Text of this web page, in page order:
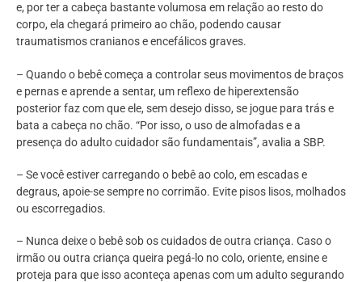
e, por ter a cabeça bastante volumosa em relação ao resto do
corpo, ela chegará primeiro ao chão, podendo causar
traumatismos cranianos e encefálicos graves.
– Quando o bebê começa a controlar seus movimentos de braços
e pernas e aprende a sentar, um reflexo de hiperextensão
posterior faz com que ele, sem desejo disso, se jogue para trás e
bata a cabeça no chão. “Por isso, o uso de almofadas e a
presença do adulto cuidador são fundamentais”, avalia a SBP.
– Se você estiver carregando o bebê ao colo, em escadas e
degraus, apoie-se sempre no corrimão. Evite pisos lisos, molhados
ou escorregadios.
– Nunca deixe o bebê sob os cuidados de outra criança. Caso o
irmão ou outra criança queira pegá-lo no colo, oriente, ensine e
proteja para que isso aconteça apenas com um adulto segurando